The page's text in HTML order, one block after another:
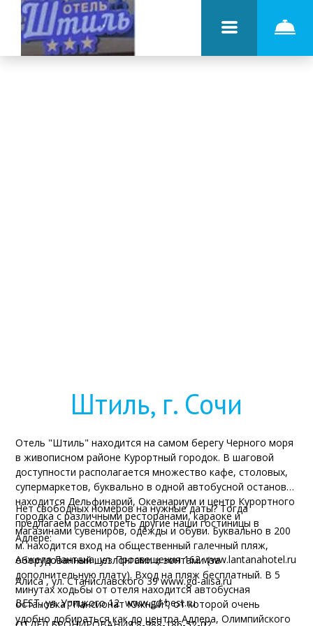
Штиль, г. Сочи
Отель "Штиль" находится на самом берегу Черного моря
в живописном районе Курортный городок. В шаговой
доступности располагается множество кафе, столовых,
супермаркетов, буквально в одной автобусной остановке
находится Дельфинарий, Океанариум и центр Курортного
городка с различными ресторанами, караоке и
магазинами сувениров, одежды и обуви. Буквально в 200
м. находится вход на общественный галечный пляж,
оборудованный шезлонгами и зонтами (за
дополнительную плату). Вход на пляж бесплатный. В 5
минутах ходьбы от отеля находится автобусная
остановка "Пансионат Южный", от которой очень
удобно добираться как до центра Адлера, Олимпийского
Нет свободных номеров на нужные даты? Тогда
предлагаем рассмотреть другие наши гостиницы в
Адлере:
Анжела Лантана, ул. Просвещения 162 www.lantanahotel.ru
Алиса , ул. Станиславского 39 www.gd-alisa.ru
BEST, ул. Урицкого 12 www.gd-best.ru